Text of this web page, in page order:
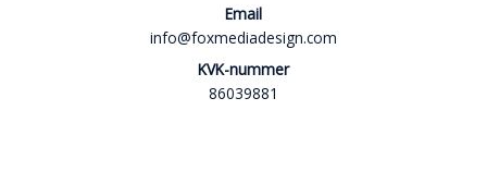
Email
info@foxmediadesign.com
KVK-nummer
86039881